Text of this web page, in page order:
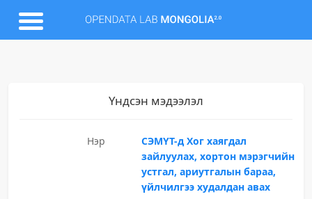
Үндсэн мэдээлэл
Нэр
СЭМҮТ-д Хог хаягдал
зайлуулах, хортон мэрэгчийн
устгал, ариутгалын бараа,
үйлчилгээ худалдан авах